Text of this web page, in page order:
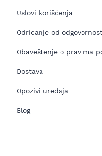
Uslovi korišćenja
Odricanje od
Obaveštenje o pravima
Dostava
Opozivi uređaja
Blog